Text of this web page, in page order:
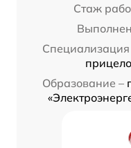
Стаж
Специализация
Образование –